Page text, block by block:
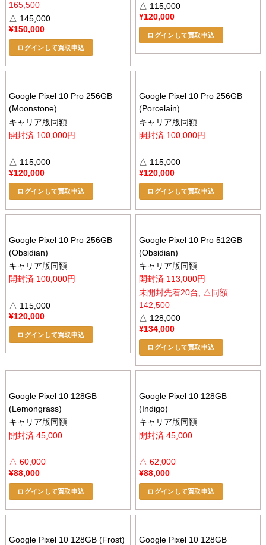
165,500
△ 145,000
¥150,000
ログインして買取申込
△ 115,000
¥120,000
ログインして買取申込
Google Pixel 10 Pro 256GB
(Moonstone)
キャリア版同額
開封済 100,000円
△ 115,000
¥120,000
ログインして買取申込
Google Pixel 10 Pro 256GB
(Porcelain)
キャリア版同額
開封済 100,000円
△ 115,000
¥120,000
ログインして買取申込
Google Pixel 10 Pro 256GB
(Obsidian)
キャリア版同額
開封済 100,000円
△ 115,000
¥120,000
ログインして買取申込
Google Pixel 10 Pro 512GB
(Obsidian)
キャリア版同額
開封済 113,000円
未開封先着20台, △同額
142,500
△ 128,000
¥134,000
ログインして買取申込
Google Pixel 10 128GB
(Lemongrass)
キャリア版同額
開封済 45,000
△ 60,000
¥88,000
ログインして買取申込
Google Pixel 10 128GB
(Indigo)
キャリア版同額
開封済 45,000
△ 62,000
¥88,000
ログインして買取申込
Google Pixel 10 128GB (Frost)
Google Pixel 10 128GB